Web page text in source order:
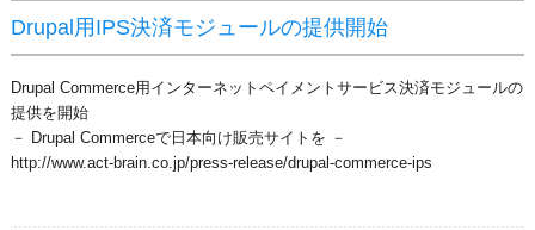
Drupal用IPS決済モジュールの提供開始
Drupal Commerce用インターネットペイメントサービス決済モジュールの
提供を開始
－ Drupal Commerceで日本向け販売サイトを －
http://www.act-brain.co.jp/press-release/drupal-commerce-ips